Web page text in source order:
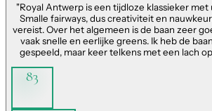
"Royal Antwerp is een tijdloze klassieker
Smalle fairways, dus creativiteit en
vereist. Over het algemeen is de baan zeer
vaak snelle en eerlijke greens. Ik heb de
gespeeld, maar keer telkens met een lach
83